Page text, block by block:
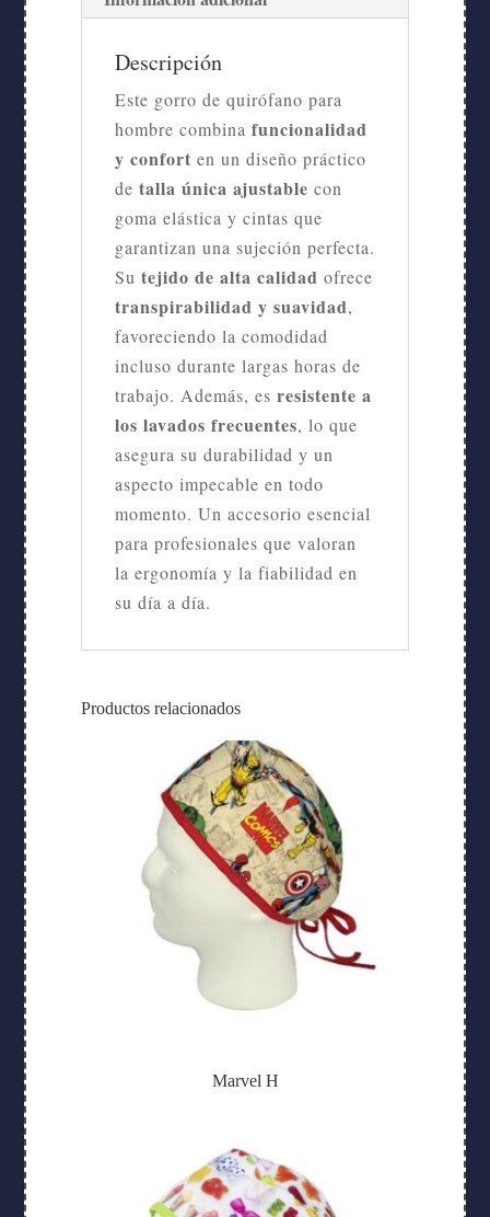
Descripción
Este gorro de quirófano para
hombre combina funcionalidad
y confort en un diseño práctico
de talla única ajustable con
goma elástica y cintas que
garantizan una sujeción perfecta.
Su tejido de alta calidad ofrece
transpirabilidad y suavidad,
favoreciendo la comodidad
incluso durante largas horas de
trabajo. Además, es resistente a
los lavados frecuentes, lo que
asegura su durabilidad y un
aspecto impecable en todo
momento. Un accesorio esencial
para profesionales que valoran
la ergonomía y la fiabilidad en
su día a día.
Productos relacionados
Marvel H